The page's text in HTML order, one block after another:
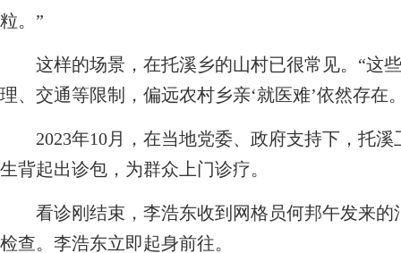
粒。”
这样的场景，在托溪乡的山村已很常见。“这
理、交通等限制，偏远农村乡亲‘就医难’依然存在
2023年10月，在当地党委、政府支持下，托溪
生背起出诊包，为群众上门诊疗。
看诊刚结束，李浩东收到网格员何邦午发来的
检查。李浩东立即起身前往。